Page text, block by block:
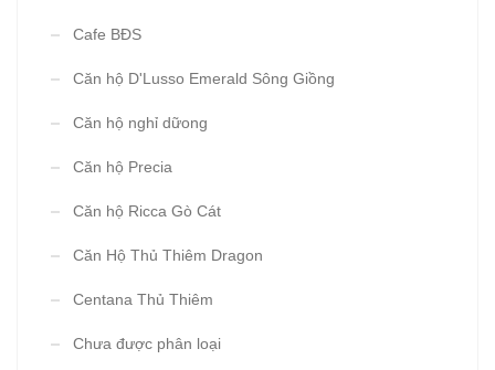
Cafe BĐS
Căn hộ D'Lusso Emerald Sông Giồng
Căn hộ nghỉ dữong
Căn hộ Precia
Căn hộ Ricca Gò Cát
Căn Hộ Thủ Thiêm Dragon
Centana Thủ Thiêm
Chưa được phân loại